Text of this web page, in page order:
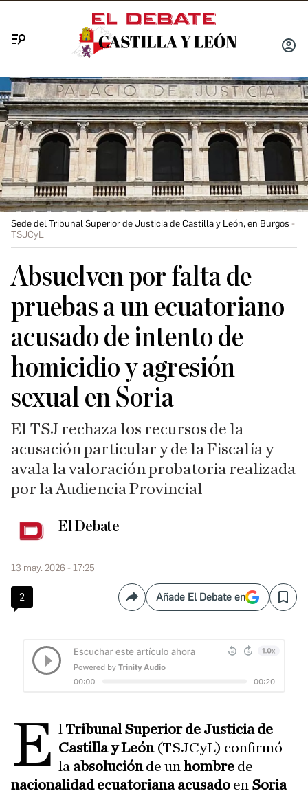
INICIAR
Sede del Tribunal Superior de Justicia de Castilla y León, en Burgos
TSJCyL
Absuelven por falta de
pruebas a un ecuatoriano
acusado de intento de
homicidio y agresión
sexual en Soria
El TSJ rechaza los recursos de la
acusación particular y de la Fiscalía y
avala la valoración probatoria realizada
por la Audiencia Provincial
El Debate
13 may. 2026 - 17:25
2 CompartirAñade El Debate en Save
E l Tribunal Superior de Justicia de
Castilla y León(TSJCyL) confirmó
la absoluciónde unhombre de
nacionalidad ecuatoriana acusado en Soria